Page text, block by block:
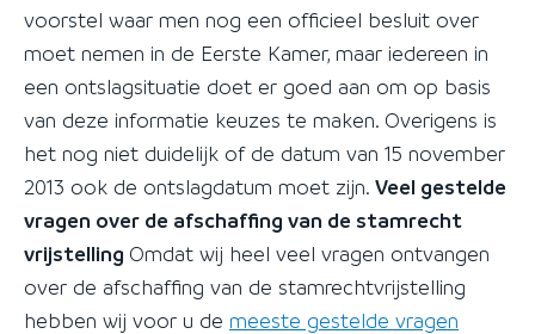
voorstel waar men nog een officieel besluit over
moet nemen in de Eerste Kamer, maar iedereen in
een ontslagsituatie doet er goed aan om op basis
van deze informatie keuzes te maken. Overigens is
het nog niet duidelijk of de datum van 15 november
2013 ook de ontslagdatum moet zijn. Veel gestelde
vragen over de afschaffing van de stamrecht
vrijstelling Omdat wij heel veel vragen ontvangen
over de afschaffing van de stamrechtvrijstelling
hebben wij voor u de meeste gestelde vragen